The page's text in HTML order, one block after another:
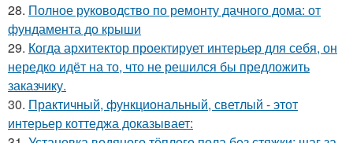
28. Полное руководство по ремонту дачного дома: от
фундамента до крыши
29. Когда архитектор проектирует интерьер для себя, он
нередко идёт на то, что не решился бы предложить
заказчику.
30. Практичный, функциональный, светлый - этот
интерьер коттеджа доказывает: